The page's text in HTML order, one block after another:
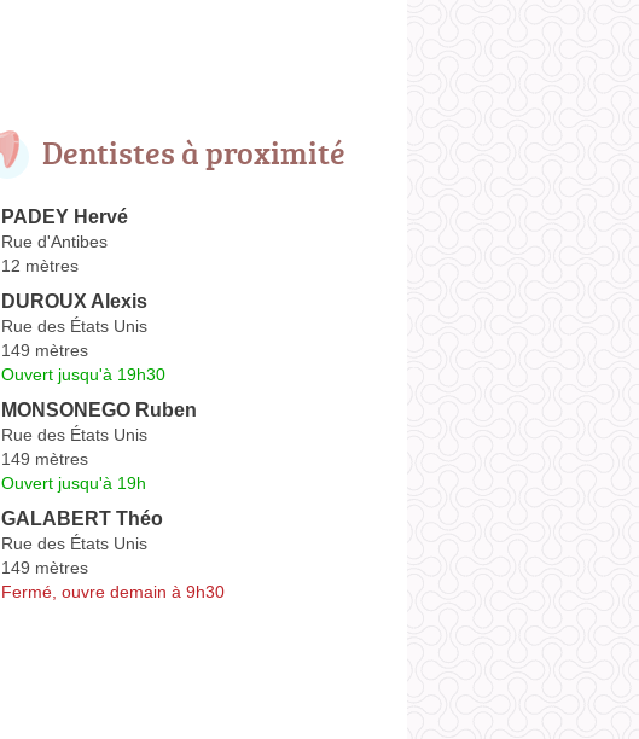
Dentistes à proximité
PADEY Hervé
Rue d'Antibes
12 mètres
DUROUX Alexis
Rue des États Unis
149 mètres
Ouvert jusqu'à 19h30
MONSONEGO Ruben
Rue des États Unis
149 mètres
Ouvert jusqu'à 19h
GALABERT Théo
Rue des États Unis
149 mètres
Fermé, ouvre demain à 9h30